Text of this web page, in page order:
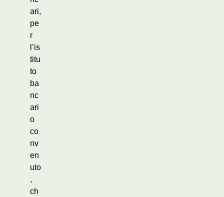
ari,
pe
r
l’is
titu
to
ba
nc
ari
o
co
nv
en
uto
,
ch